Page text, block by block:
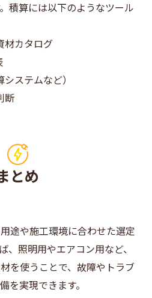
積算には以下のようなツール
材カタログ
ステムなど）
断
とめ
途や施工環境に合わせた選定
、照明用やエアコン用など、
を使うことで、故障やトラブ
を実現できます。